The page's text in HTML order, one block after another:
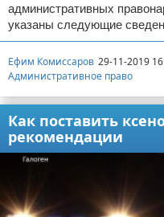
административных
указаны следующие
Ефим Комиссаров 29-11-2019
Административное право
Как поставить
рекомендации